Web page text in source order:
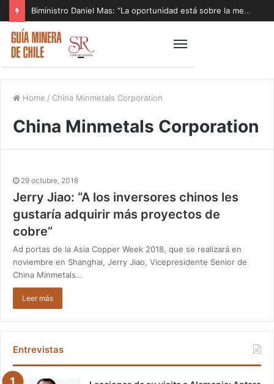
Biministro Daniel Mas: “La oportunidad está sobre la mesa y tenemos que aprovecharla”
Home / China Minmetals Corporation
China Minmetals Corporation
29 octubre, 2018
Jerry Jiao: “A los inversores chinos les
gustaría adquirir más proyectos de
cobre”
Ad portas de la Asia Copper Week 2018, que se realizará en
noviembre en Shanghai, Jerry Jiao, Vicepresidente Senior de
China Minmetals…
Leer más
Entrevistas